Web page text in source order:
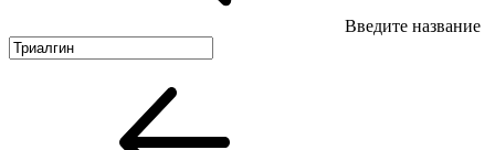
Введите название